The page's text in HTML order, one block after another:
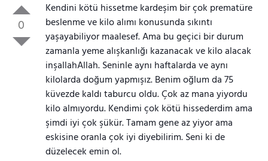
0
Kendini kötü hissetme kardeşim bir çok prematüre
beslenme ve kilo alımı konusunda sıkıntı
yaşayabiliyor maalesef. Ama bu geçici bir durum
zamanla yeme alışkanlığı kazanacak ve kilo alacak
inşallahAllah. Seninle aynı haftalarda ve aynı
kilolarda doğum yapmışız. Benim oğlum da 75
küvezde kaldı taburcu oldu. Çok az mana yiyordu
kilo almıyordu. Kendimi çok kötü hissederdim ama
şimdi iyi çok şükür. Tamam gene az yiyor ama
eskisine oranla çok iyi diyebilirim. Seni ki de
düzelecek emin ol.